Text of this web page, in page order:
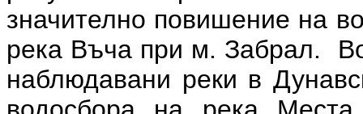
значително повишение на
река Въча при м. Забрал.
наблюдавани реки в